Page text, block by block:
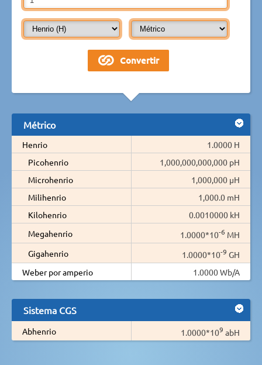
Métrico
Henrio
1.0000 H
Picohenrio
1,000,000,000,000 pH
Microhenrio
1,000,000 µH
Milihenrio
1,000.0 mH
Kilohenrio
0.0010000 kH
Megahenrio
1.0000*10-6 MH
Gigahenrio
1.0000*10-9 GH
Weber por amperio
1.0000 Wb/A
Sistema CGS
Abhenrio 1.0000*109 abH